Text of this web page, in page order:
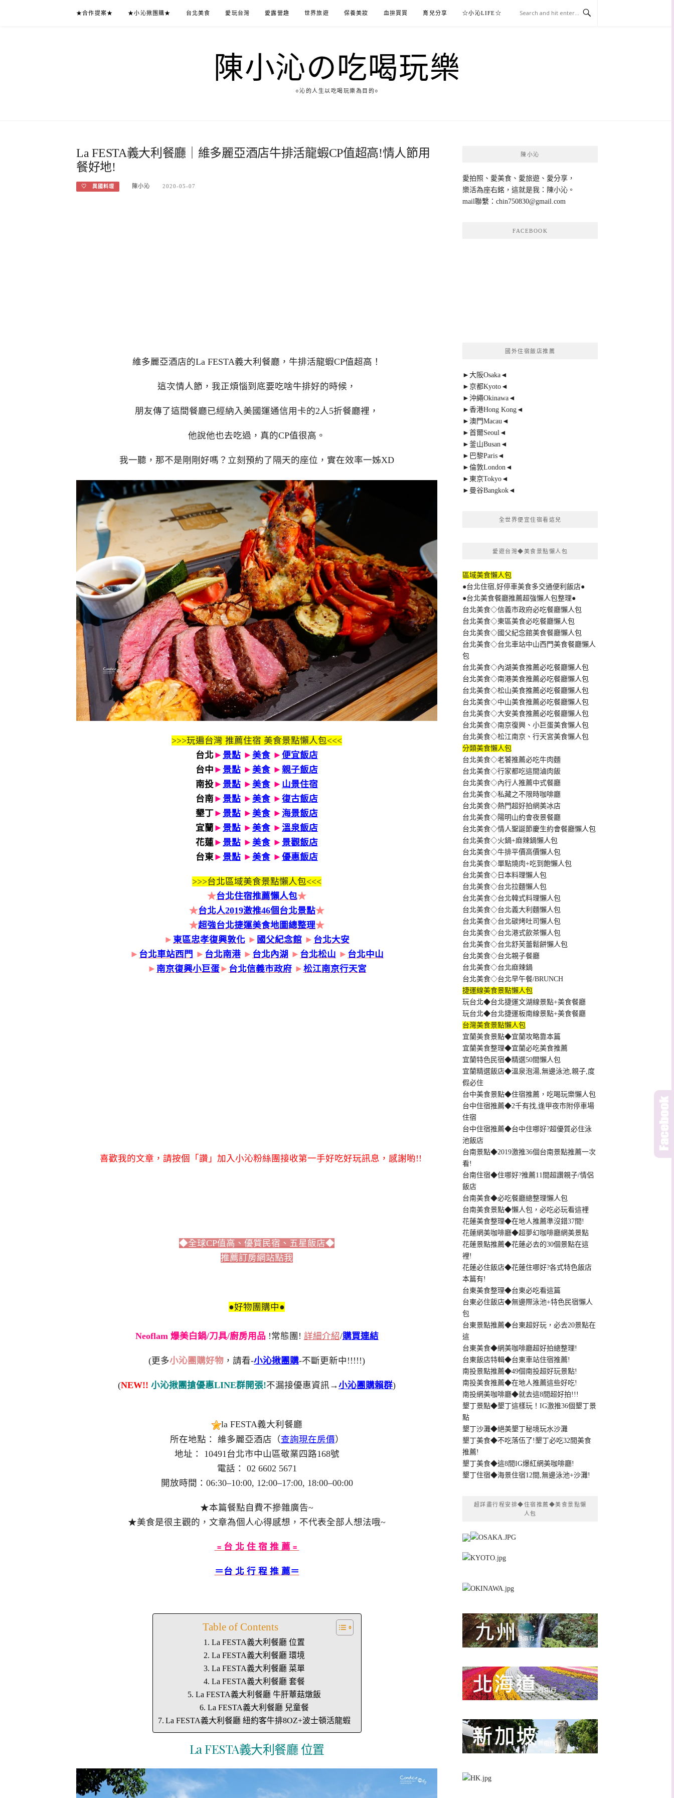
★合作提案★ ★小沁揪團購★ 台北美食 愛玩台灣 愛露營趣 世界旅遊 保養美妝 血拚買買 育兒分享 ☆小沁LIFE☆
陳小沁の吃喝玩樂
○沁的人生以吃喝玩樂為目的○
La FESTA義大利餐廳｜維多麗亞酒店牛排活龍蝦CP值超高!情人節用
餐好地!
♡ 異國料理 陳小沁 2020-05-07
維多麗亞酒店的La FESTA義大利餐廳，牛排活龍蝦CP值超高！
這次情人節，我正煩惱到底要吃啥牛排好的時候，
朋友傳了這間餐廳已經納入美國運通信用卡的2人5折餐廳裡，
他說他也去吃過，真的CP值很高。
我一聽，那不是剛剛好嗎？立刻預約了隔天的座位，實在效率一姊XD
>>>玩遍台灣 推薦住宿 美食景點懶人包<<<
台北► 景點 ► 美食 ► 便宜飯店
台中 ► 景點 ► 美食 ► 親子飯店
南投► 景點 ► 美食 ► 山景住宿
台南► 景點 ► 美食 ► 復古飯店
墾丁► 景點 ► 美食 ► 海景飯店
宜蘭► 景點 ► 美食 ► 溫泉飯店
花蓮► 景點 ► 美食 ► 景觀飯店
台東► 景點 ► 美食 ► 優惠飯店
>>>台北區域美食景點懶人包<<<
★台北住宿推薦懶人包★
★台北人2019激推46個台北景點★
★超強台北捷運美食地圖總整理★
► 東區忠孝復興敦化 ► 國父紀念館 ► 台北大安
► 台北車站西門 ► 台北南港 ► 台北內湖 ► 台北松山 ► 台北中山
► 南京復興小巨蛋► 台北信義市政府► 松江南京行天宮
喜歡我的文章，請按個「讚」加入小沁粉絲團接收第一手好吃好玩訊息，感謝喲!!
◆全球CP值高、優質民宿、五星飯店◆
推薦訂房網站點我
●好物團購中●
Neoflam 爆美白鍋/刀具/廚房用品 !常態團! 詳細介紹/購買連結
(更多小沁團購好物 ，請看-小沁揪團購-不斷更新中!!!!!)
(NEW!! 小沁揪團搶優惠LINE群開張!不漏接優惠資訊→小沁團購賴群)
la FESTA義大利餐廳
所在地點： 維多麗亞酒店（查詢現在房價）
地址： 10491台北市中山區敬業四路168號
電話： 02 6602 5671
開放時間：06:30–10:00, 12:00–17:00, 18:00–00:00
★本篇餐點自費不摻雜廣告~
★美食是很主觀的，文章為個人心得感想，不代表全部人想法哦~
﹦台 北 住 宿 推 薦﹦
＝台 北 行 程 推 薦＝
Table of Contents
La FESTA義大利餐廳 位置
La FESTA義大利餐廳 環境
La FESTA義大利餐廳 菜單
La FESTA義大利餐廳 套餐
La FESTA義大利餐廳 牛肝蕈菇燉飯
La FESTA義大利餐廳 兒童餐
La FESTA義大利餐廳 紐約客牛排8OZ+波士頓活龍蝦
La FESTA義大利餐廳 位置
陳小沁
愛拍照、愛美食、愛旅遊、愛分享，
樂活為座右銘，這就是我：陳小沁。
mail聯繫： chin750830@gmail.com
FACEBOOK
國外住宿飯店推薦
►大阪Osaka◄
►京都Kyoto◄
►沖繩Okinawa◄
►香港Hong Kong◄
►澳門Macau◄
►首爾Seoul◄
►釜山Busan◄
►巴黎Paris◄
►倫敦London◄
►東京Tokyo◄
►曼谷Bangkok◄
全世界便宜住宿看這兒
愛遊台灣◆美食景點懶人包
區域美食懶人包
●台北住宿,好停車美食多交通便利飯店●
●台北美食餐廳推薦超強懶人包整理●
台北美食◇信義市政府必吃餐廳懶人包
台北美食◇東區美食必吃餐廳懶人包
台北美食◇國父紀念館美食餐廳懶人包
台北美食◇台北車站中山西門美食餐廳懶人
包
台北美食◇內湖美食推薦必吃餐廳懶人包
台北美食◇南港美食推薦必吃餐廳懶人包
台北美食◇松山美食推薦必吃餐廳懶人包
台北美食◇中山美食推薦必吃餐廳懶人包
台北美食◇大安美食推薦必吃餐廳懶人包
台北美食◇南京復興、小巨蛋美食懶人包
台北美食◇松江南京、行天宮美食懶人包
分類美食懶人包
台北美食◇老饕推薦必吃牛肉麵
台北美食◇行家都吃這間滷肉飯
台北美食◇內行人推薦中式餐廳
台北美食◇私藏之不限時咖啡廳
台北美食◇熱門超好拍網美冰店
台北美食◇陽明山約會夜景餐廳
台北美食◇情人聖誕節慶生約會餐廳懶人包
台北美食◇火鍋+麻辣鍋懶人包
台北美食◇牛排平價高價懶人包
台北美食◇單點燒肉+吃到飽懶人包
台北美食◇日本料理懶人包
台北美食◇台北拉麵懶人包
台北美食◇台北韓式料理懶人包
台北美食◇台北義大利麵懶人包
台北美食◇台北碳烤吐司懶人包
台北美食◇台北港式飲茶懶人包
台北美食◇台北舒芙蕾鬆餅懶人包
台北美食◇台北親子餐廳
台北美食◇台北麻辣鍋
台北美食◇台北早午餐/BRUNCH
捷運線美食景點懶人包
玩台北◆台北捷運文湖線景點+美食餐廳
玩台北◆台北捷運板南線景點+美食餐廳
台灣美食景點懶人包
宜蘭美食景點◆宜蘭攻略靠本篇
宜蘭美食整理◆宜蘭必吃美食推薦
宜蘭特色民宿◆精選50間懶人包
宜蘭精選飯店◆溫泉泡湯,無邊泳池,親子,度
假必住
台中美食景點◆住宿推薦，吃喝玩樂懶人包
台中住宿推薦◆2千有找,逢甲夜市附停車場
住宿
台中住宿推薦◆台中住哪好?超優質必住泳
池飯店
台南景點◆2019激推36個台南景點推薦一次
看!
台南住宿◆住哪好?推薦11間超讚親子/情侶
飯店
台南美食◆必吃餐廳總整理懶人包
台南美食景點◆懶人包，必吃必玩看這裡
花蓮美食整理◆在地人推薦準沒錯37間!
花蓮網美咖啡廳◆超夢幻咖啡廳網美景點
花蓮景點推薦◆花蓮必去的30個景點在這
裡!
花蓮必住飯店◆花蓮住哪好?各式特色飯店
本篇有!
台東美食整理◆台東必吃看這篇
台東必住飯店◆無邊際泳池+特色民宿懶人
包
台東景點推薦◆台東超好玩，必去20景點在
這
台東美食◆網美咖啡廳超好拍總整理!
台東飯店特輯◆台東車站住宿推薦!
南投景點推薦◆49個南投超好玩景點!
南投美食推薦◆在地人推薦這些好吃!
南投網美咖啡廳◆就去這8間超好拍!!!
墾丁景點◆墾丁這樣玩！IG激推36個墾丁景
點
墾丁沙灘◆絕美墾丁秘境玩水沙灘
墾丁美食◆不吃落伍了!墾丁必吃32間美食
推薦!
墾丁美食◆這8間IG爆紅網美咖啡廳!
墾丁住宿◆海景住宿12間,無邊泳池+沙灘!
超詳盡行程安排◆住宿推薦◆美食景點懶
人包